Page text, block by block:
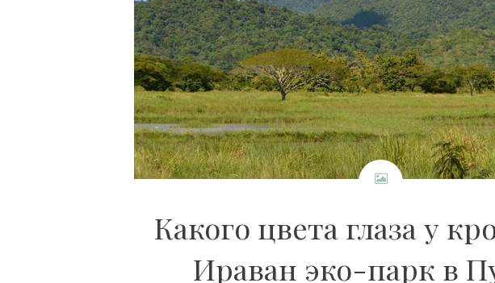
Какого цвета глаза у
Ираван эко-парк в